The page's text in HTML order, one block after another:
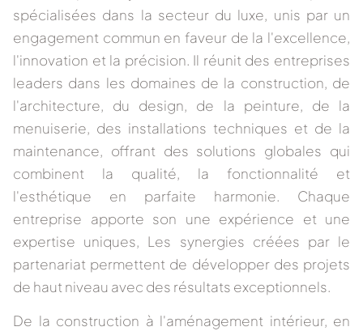
spécialisées dans la secteur du luxe, unis par un
engagement commun en faveur de la l'excellence,
l'innovation et la précision. Il réunit des entreprises
leaders dans les domaines de la construction, de
l'architecture, du design, de la peinture, de la
menuiserie, des installations techniques et de la
maintenance, offrant des solutions globales qui
combinent la qualité, la fonctionnalité et
l'esthétique en parfaite harmonie. Chaque
entreprise apporte son une expérience et une
expertise uniques, Les synergies créées par le
partenariat permettent de développer des projets
de haut niveau avec des résultats exceptionnels.
De la construction à l'aménagement intérieur, en